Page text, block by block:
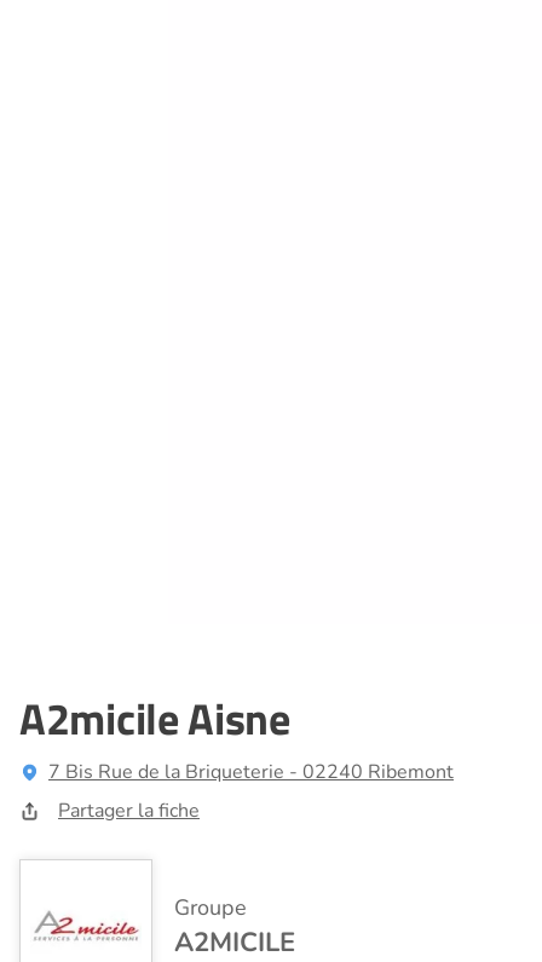
A2micile Aisne
7 Bis Rue de la Briqueterie - 02240 Ribemont
Partager la fiche
Groupe
A2MICILE